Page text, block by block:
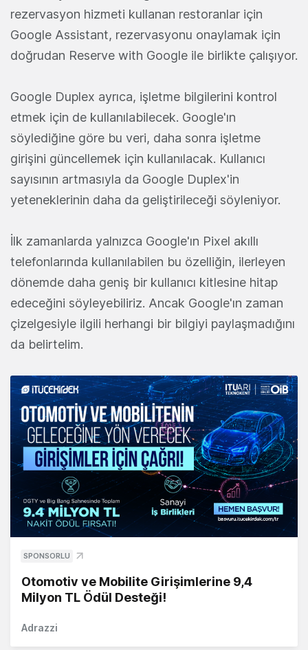
rezervasyon hizmeti kullanan restoranlar için
Google Assistant, rezervasyonu onaylamak için
doğrudan Reserve with Google ile birlikte çalışıyor.
Google Duplex ayrıca, işletme bilgilerini kontrol
etmek için de kullanılabilecek. Google'ın
söylediğine göre bu veri, daha sonra işletme
girişini güncellemek için kullanılacak. Kullanıcı
sayısının artmasıyla da Google Duplex'in
yeteneklerinin daha da geliştirileceği söyleniyor.
İlk zamanlarda yalnızca Google'ın Pixel akıllı
telefonlarında kullanılabilen bu özelliğin, ilerleyen
dönemde daha geniş bir kullanıcı kitlesine hitap
edeceğini söyleyebiliriz. Ancak Google'ın zaman
çizelgesiyle ilgili herhangi bir bilgiyi paylaşmadığını
da belirtelim.
SPONSORLU
Otomotiv ve Mobilite Girişimlerine 9,4
Milyon TL Ödül Desteği!
Adrazzi